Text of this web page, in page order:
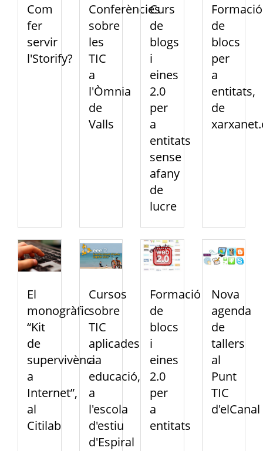
Com
fer
servir
l'Storify?
Conferències
sobre
les
TIC
a
l'Òmnia
de
Valls
Curs
de
blogs
i
eines
2.0
per
a
entitats
sense
afany
de
lucre
Formació
de
blocs
per
a
entitats,
de
El
monogràfic
“Kit
de
supervivència
a
Internet”,
al
Citilab
Cursos
sobre
TIC
aplicades
a
educació,
a
l'escola
d'estiu
d'Espiral
Formació
de
blocs
i
eines
2.0
per
a
entitats
Nova
agenda
de
tallers
al
Punt
TIC
d'elCanal